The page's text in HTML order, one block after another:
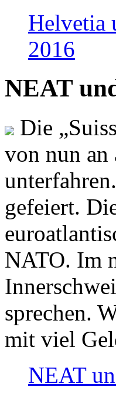
Helvetia
2016
NEAT
Die
von nun
gefeiert.
NATO. Im
sprechen.
mit viel
NEAT